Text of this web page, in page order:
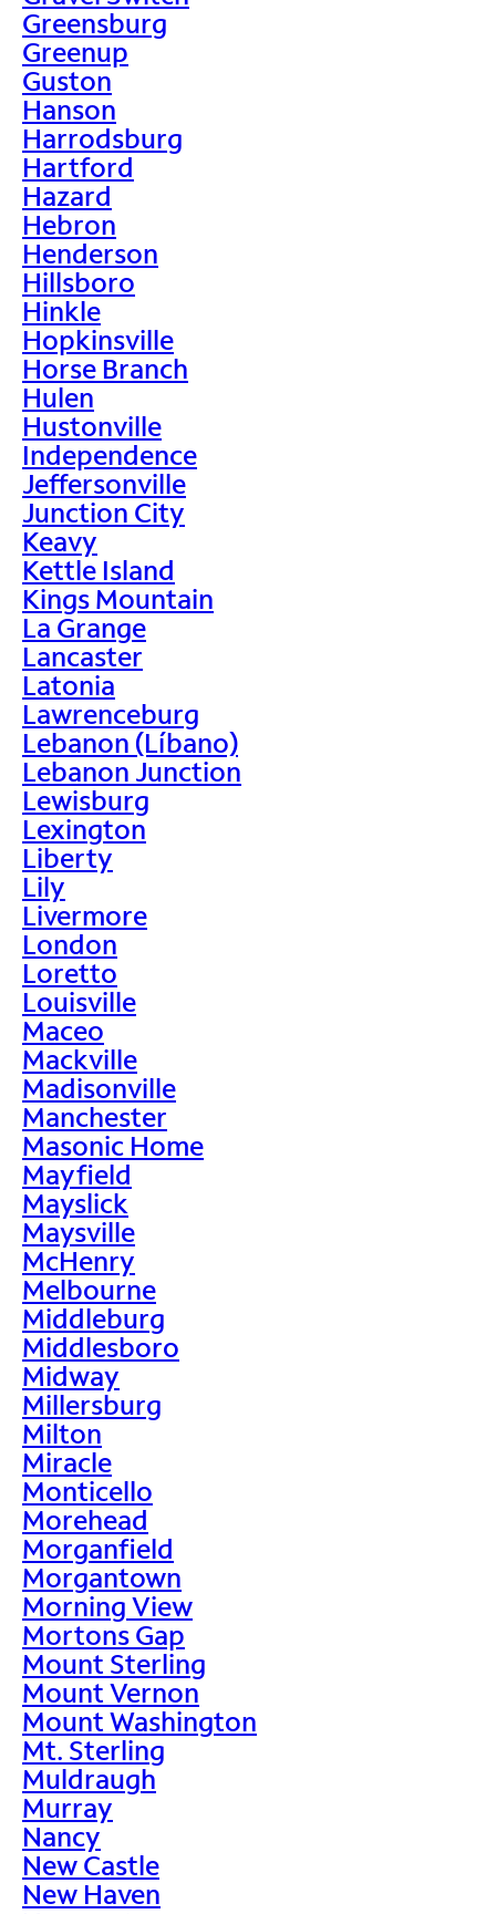
Greensburg
Greenup
Guston
Hanson
Harrodsburg
Hartford
Hazard
Hebron
Henderson
Hillsboro
Hinkle
Hopkinsville
Horse Branch
Hulen
Hustonville
Independence
Jeffersonville
Junction City
Keavy
Kettle Island
Kings Mountain
La Grange
Lancaster
Latonia
Lawrenceburg
Lebanon (Líbano)
Lebanon Junction
Lewisburg
Lexington
Liberty
Lily
Livermore
London
Loretto
Louisville
Maceo
Mackville
Madisonville
Manchester
Masonic Home
Mayfield
Mayslick
Maysville
McHenry
Melbourne
Middleburg
Middlesboro
Midway
Millersburg
Milton
Miracle
Monticello
Morehead
Morganfield
Morgantown
Morning View
Mortons Gap
Mount Sterling
Mount Vernon
Mount Washington
Mt. Sterling
Muldraugh
Murray
Nancy
New Castle
New Haven